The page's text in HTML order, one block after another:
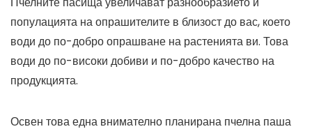
популацията на опрашителите в близост до вас, което
води до по-добро опрашване на растенията ви. Това
води до по-високи добиви и по-добро качество на
продукцията.
Освен това една внимателно планирана пчелна паша